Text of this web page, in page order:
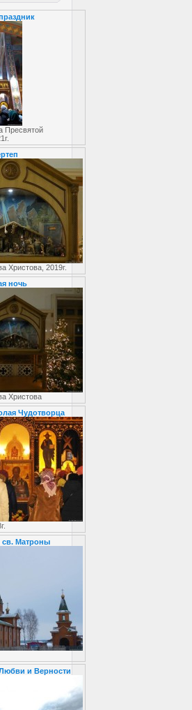
Пресвятой
Христова, 2019г.
ночь
Христова
Чудотворца
св. Матроны
и Верности